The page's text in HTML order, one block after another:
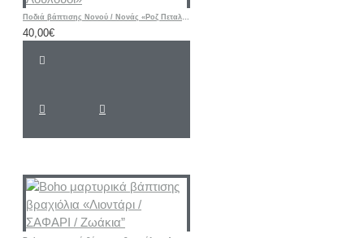
Ποδιά βάπτισης Νονού / Νονάς «Ροζ Πεταλούδα - Λουλούδι»
40,00€